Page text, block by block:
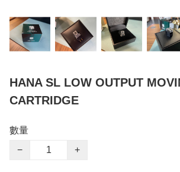
HANA SL LOW OUTPUT
CARTRIDGE
數量
−
+